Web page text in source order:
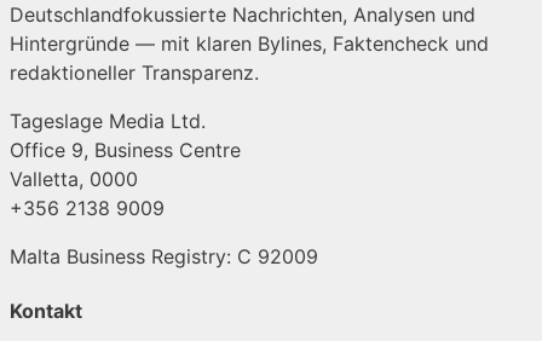
Deutschlandfokussierte Nachrichten, Analysen und
Hintergründe — mit klaren Bylines, Faktencheck und
redaktioneller Transparenz.
Tageslage Media Ltd.
Office 9, Business Centre
Valletta, 0000
+356 2138 9009
Malta Business Registry: C 92009
Kontakt